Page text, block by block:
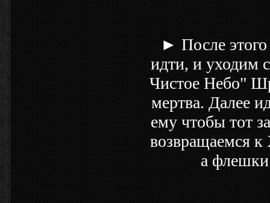
► После
идти, и уходим
Чистое Небо"
мертва. Далее
ему чтобы тот
возвращаемся к
а флешки